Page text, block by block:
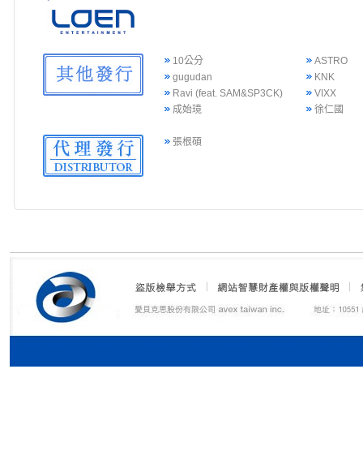
10公分
ASTRO
gugudan
KNK
Ravi (feat. SAM&SP3CK)
VIXX
成始璄
徐仁國
張根碩